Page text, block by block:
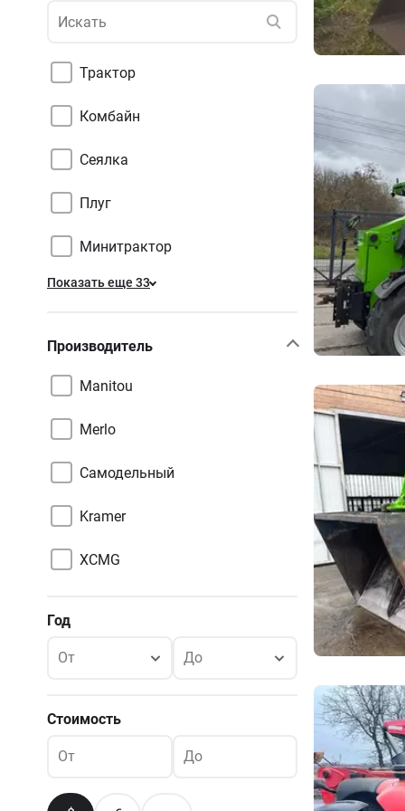
Трактор
Комбайн
Сеялка
Плуг
Минитрактор
Показать еще 33
Производитель
Manitou
Merlo
Самодельный
Kramer
XCMG
Год
От До
Стоимость
От До